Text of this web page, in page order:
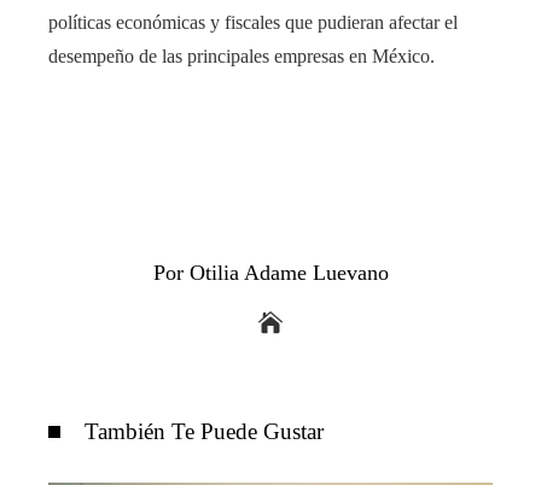
políticas económicas y fiscales que pudieran afectar el
desempeño de las principales empresas en México.
Por Otilia Adame Luevano
También Te Puede Gustar